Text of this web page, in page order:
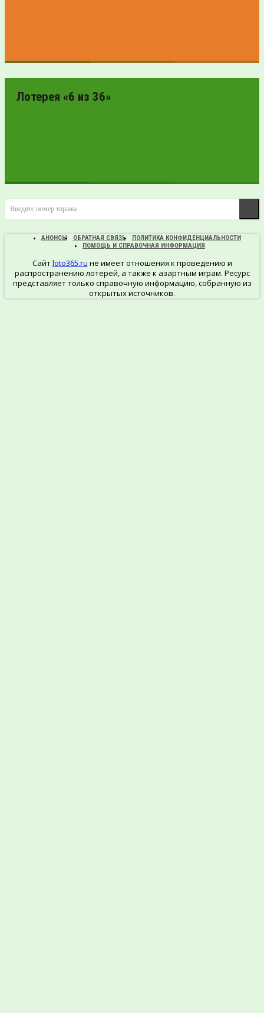
ПРОВЕРИТЬ
БИЛЕТ
Лотерея «6 из 36»
ПРОВЕРИТЬ
БИЛЕТ
Введите номер тиража
АНОНСЫ ОБРАТНАЯ СВЯЗЬ
ПОЛИТИКА КОНФИДЕНЦИАЛЬНОСТИ
ПОМОЩЬ И СПРАВОЧНАЯ ИНФОРМАЦИЯ
Сайтloto365.ru не имеет отношения к проведению и
распространению лотерей, а также к азартным играм. Ресурс
представляет только справочную информацию, собранную из
открытых источников.